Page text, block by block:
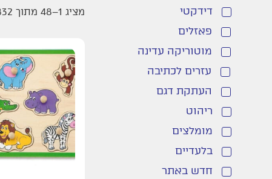
דידקטי
פאזלים
מוטוריקה עדינה
עזרים לכתיבה
העתקת דגם
ריהוט
מומלצים
בלעדיים
חדש באתר
מציג 1–48 מתוך 832 תוצאות